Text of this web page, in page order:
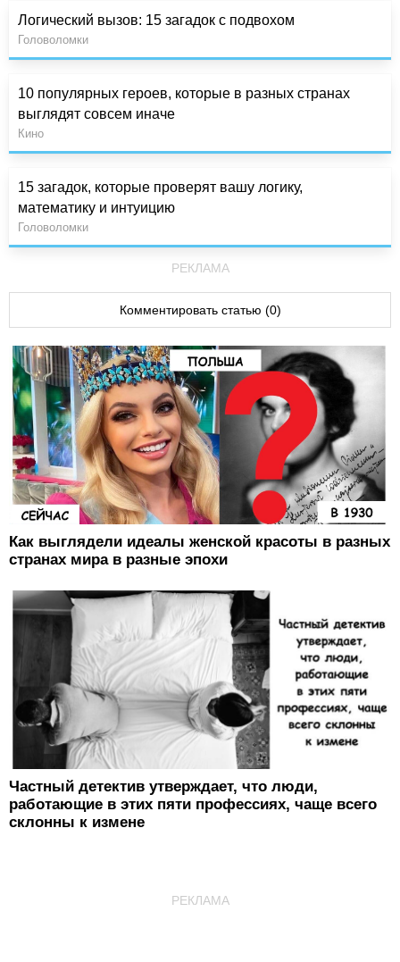
Логический вызов: 15 загадок с подвохом
Головоломки
10 популярных героев, которые в разных странах
выглядят совсем иначе
Кино
15 загадок, которые проверят вашу логику,
математику и интуицию
Головоломки
РЕКЛАМА
Комментировать статью (0)
Как выглядели идеалы женской красоты в разных
странах мира в разные эпохи
Частный детектив утверждает, что люди,
работающие в этих пяти профессиях, чаще всего
склонны к измене
РЕКЛАМА